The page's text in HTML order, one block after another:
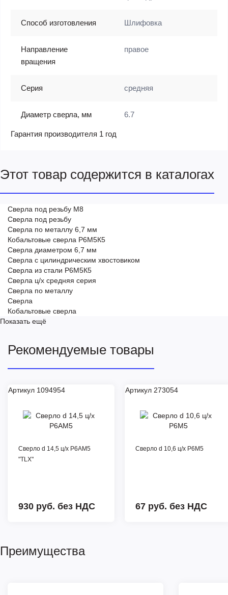
Способ изготовления Шлифовка
Направление
вращения
правое
Серия средняя
Диаметр сверла, мм 6.7
Гарантия производителя 1 год
Этот товар содержится в каталогах
Сверла под резьбу М8
Сверла под резьбу
Сверла по металлу 6,7 мм
Кобальтовые сверла Р6М5К5
Сверла диаметром 6,7 мм
Сверла с цилиндрическим хвостовиком
Сверла из стали Р6М5К5
Сверла ц/х средняя серия
Сверла по металлу
Сверла
Кобальтовые сверла
Показать ещё
Рекомендуемые товары
Артикул 1094954
Сверло d 14,5 ц/х Р6АМ5
"TLX"
930 руб. без НДС
Артикул 273054
Сверло d 10,6 ц/х Р6М5
67 руб. без НДС
Преимущества